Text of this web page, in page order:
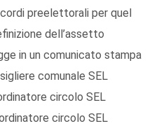
preelettorali per quel
dell’assetto
in un comunicato stampa
comunale SEL
circolo SEL
circolo SEL